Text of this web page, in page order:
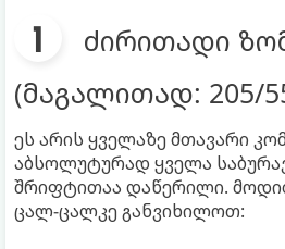
ძირითადი
(მაგალითად: 205/
ეს არის ყველაზე მთავარი
აბსოლუტურად ყველა
შრიფტითაა დაწერილი.
ცალ-ცალკე განვიხილოთ: